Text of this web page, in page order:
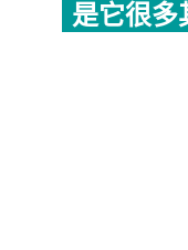
是它很多